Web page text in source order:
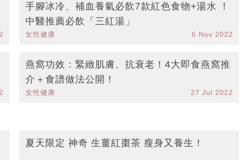
手腳冰冷、補血養氣必飲7款紅色食物+湯水 ！
中醫推薦必飲「三紅湯」
女性健康 6 Nov 2022
燕窩功效：緊緻肌膚、抗衰老！4大即食燕窩推
介＋食譜做法公開！
女性健康 27 Jul 2022
夏天限定 神奇 生薑紅棗茶 瘦身又養生！